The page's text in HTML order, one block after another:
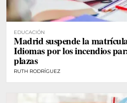
EDUCACIÓN
Madrid suspende la
Idiomas por los incendios
plazas
RUTH RODRÍGUEZ